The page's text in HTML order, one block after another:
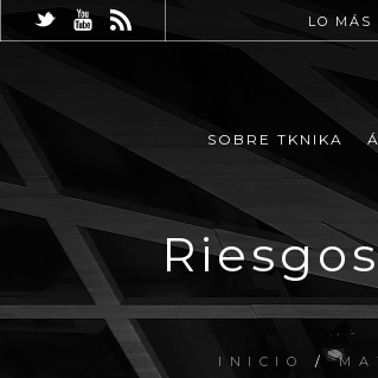
LO MÁS
SOBRE TKNIKA
INICIO /